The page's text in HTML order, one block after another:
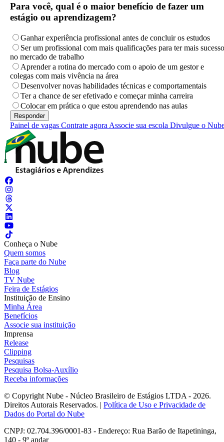
Para você, qual é o maior benefício de fazer um
estágio ou aprendizagem?
Ganhar experiência profissional antes de concluir os estudos
Ser um profissional com mais qualificações para ter mais sucesso
no mercado de trabalho
Aprender a rotina do mercado com o apoio de um gestor e
colegas com mais vivência na área
Desenvolver novas habilidades técnicas e comportamentais
Ter a chance de ser efetivado e começar minha carreira
Colocar em prática o que estou aprendendo nas aulas
Painel de vagas Contrate agora Associe sua escola Divulgue o
Conheça o Nube
Quem somos
Faça parte do Nube
Blog
TV Nube
Feira de Estágios
Instituição de Ensino
Minha Área
Benefícios
Associe sua instituição
Imprensa
Release
Clipping
Pesquisas
Pesquisa Bolsa-Auxílio
Receba informações
© Copyright Nube - Núcleo Brasileiro de Estágios LTDA - 2026.
Direitos Autorais Reservados. | Política de Uso e Privacidade de
Dados do Portal do Nube
CNPJ: 02.704.396/0001-83 - Endereço: Rua Barão de Itapetininga,
140 - 9º andar